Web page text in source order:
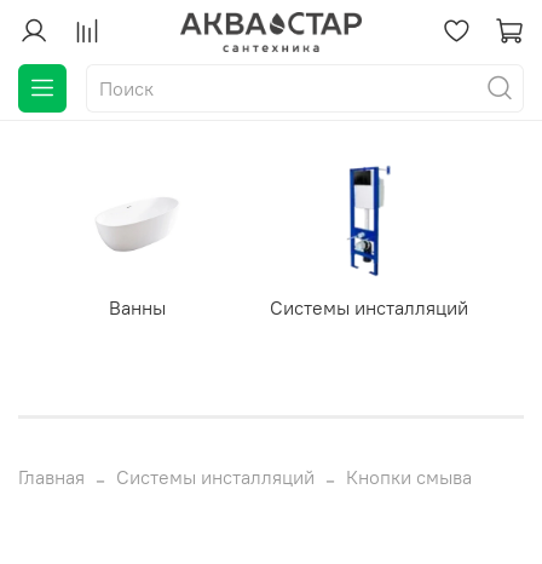
Ванны Системы инсталляций
Главная Системы инсталляций Кнопки смыва